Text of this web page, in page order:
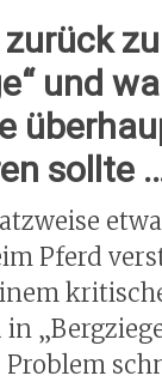
und
sollte
Pferd
in
Problem